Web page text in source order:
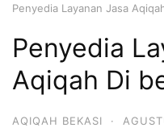
Penyedia Layanan Jasa
Penyedia
Aqiqah Di
AQIQAH BEKASI ·